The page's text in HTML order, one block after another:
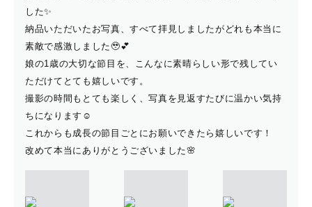
した✨
納品いただいたお写真、すべて拝見しましたがどれも本当に
素敵で感激しました🥹💕
娘の1歳の大切な節目を、こんなに素晴らしい形で残してい
ただけてとても嬉しいです。
撮影の時間もとても楽しく、写真を見返すたびに温かい気持
ちになります☺️
これからも成長の節目ごとにお願いできたら嬉しいです！
改めて本当にありがとうございました🌸